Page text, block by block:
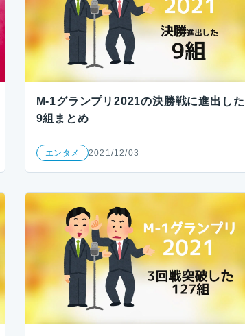
M-1グランプリ2021の決勝戦に進出した
9組まとめ
エンタメ 2021/12/03